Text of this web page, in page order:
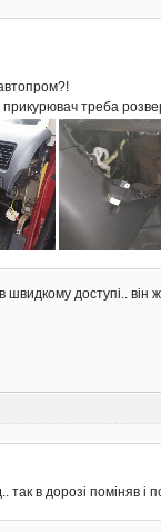
треба
доступі.. він
так в дорозі поміняв і